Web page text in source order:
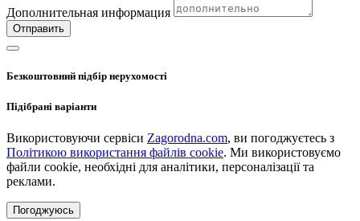
Дополнительная информация
Отправить
Безкоштовний підбір нерухомості
Підібрані варіанти
Використовуючи сервіси Zagorodna.com, ви погоджуєтесь з
Політикою використання файлів cookie. Ми використовуємо
файли cookie, необхідні для аналітики, персоналізації та
реклами.
Погоджуюсь